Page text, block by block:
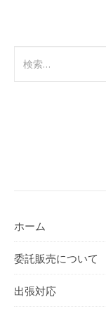
ホーム
委託販売について
出張対応